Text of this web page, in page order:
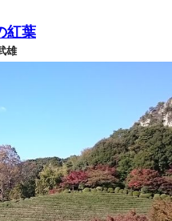
紅葉
雄